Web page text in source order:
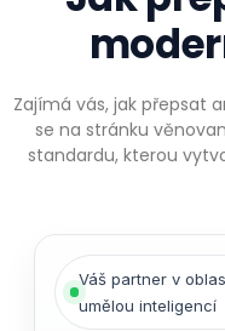
Zajímá vás, jak přepsat
se na stránku
standardu, kterou
Váš partner v
umělou inteligencí